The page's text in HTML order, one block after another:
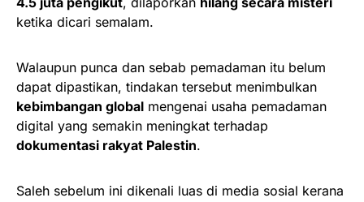
ketika dicari semalam.
Walaupun punca dan sebab pemadaman itu belum
dapat dipastikan, tindakan tersebut menimbulkan
kebimbangan global mengenai usaha pemadaman
digital yang semakin meningkat terhadap
dokumentasi rakyat Palestin.
Saleh sebelum ini dikenali luas di media sosial kerana